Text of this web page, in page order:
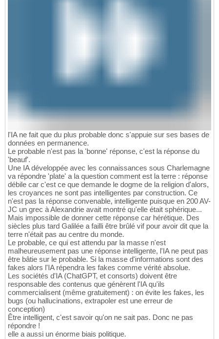
l'IA ne fait que du plus probable donc s'appuie sur ses bases de
données en permanence.
Le probable n'est pas la 'bonne' réponse, c'est la réponse du
'beauf'.
Une IA développée avec les connaissances sous Charlemagne
va répondre 'plate' a la question comment est la terre : réponse
débile car c'est ce que demande le dogme de la religion d'alors,
les croyances ne sont pas intelligentes par construction. Ce
n'est pas la réponse convenable, intelligente puisque en 200 AV-
JC un grec à Alexandrie avait montré qu'elle était sphérique...
Mais impossible de donner cette réponse car hérétique. Des
siècles plus tard Galilée a failli être brûlé vif pour avoir dit que la
terre n'était pas au centre du monde.
Le probable, ce qui est attendu par la masse n'est
malheureusement pas une réponse intelligente, l'IA ne peut pas
être bâtie sur le probable. Si la masse d'informations sont des
fakes alors l'IA répendra les fakes comme vérité absolue.
Les sociétés d'IA (ChatGPT, et consorts) doivent être
responsable des contenus que génèrent l'IA qu'ils
commercialisent (même gratuitement) : on évite les fakes, les
bugs (ou hallucinations, extrapoler est une erreur de
conception)
Être intelligent, c'est savoir qu'on ne sait pas. Donc ne pas
répondre !
elle a aussi un énorme biais politique.